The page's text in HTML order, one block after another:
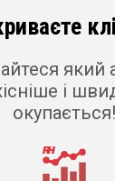
який
і
окупається!